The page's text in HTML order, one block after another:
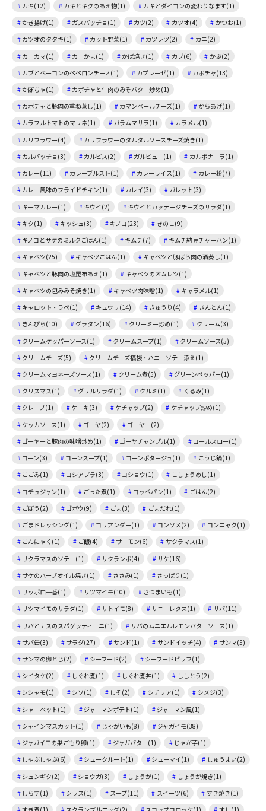
カキ(12)
カキとキクのあえ物(1)
カキとダイコンの変わりなます(1)
かき揚げ(1)
ガスパッチョ(1) カツ(2) カツオ(4)
かつお(1)
カツオのタタキ(1)
カット野菜(1) カツレツ(2)
カニ(2)
カニカマ(1)
カニかま(1) かば焼き(1) カブ(6)
かぶ(2)
カブとベーコンのペペロンチーノ(1)
カプレーゼ(1)
カボチャ(13)
かぼちゃ(1)
カボチャと牛肉のみそバター炒め(1)
カボチャと豚肉の重ね蒸し(1)
カマンベールチーズ(1)
からあげ(1)
カラフルトマトのマリネ(1)
ガラムマサラ(1)
カラメル(1)
カリフラワー(4)
カリフラワーのタルタルソースチーズ焼き(1)
カルパッチョ(3)
カルピス(2) ガルビュー(1)
カルボナーラ(1)
カレー(11)
カレーブルスト(1) カレーライス(1)
カレー粉(7)
カレー風味のフライドチキン(1)
カレイ(3)
ガレット(3)
キーマカレー(1)
キウイ(2)
キウイとカッテージチーズのサラダ(1)
キク(1)
キッシュ(3) キノコ(23)
きのこ(9)
キノコとサケのミルクごはん(1)
キムチ(7)
キムチ納豆チャーハン(1)
キャベツ(25)
キャベツごはん(1)
キャベツと豚ばら肉の酒蒸し(1)
キャベツと豚肉の塩昆布あえ(1)
キャベツのオムレツ(1)
キャベツの包みみそ焼き(1)
キャベツ肉味噌(1)
キャラメル(1)
キャロット・ラペ(1)
キュウリ(14) きゅうり(4)
きんとん(1)
きんぴら(10)
グラタン(16) クリーミー炒め(1)
クリーム(3)
クリームケッパーソース(1)
クリームスープ(1)
クリームソース(5)
クリームチーズ(5)
クリームチーズ福袋・ハニーソテー添え(1)
クリームマヨネーズソース(1)
クリーム煮(5)
グリーンペッパー(1)
クリスマス(1)
グリルサラダ(1) クルミ(1)
くるみ(1)
クレープ(1)
ケーキ(3) ケチャップ(2)
ケチャップ炒め(1)
ケッカソース(1)
ゴーヤ(2)
ゴーヤー(2)
ゴーヤーと豚肉の味噌炒め(1)
ゴーヤチャンプル(1)
コールスロー(1)
コーン(3)
コーンスープ(1) コーンポタージュ(1)
こうじ鍋(1)
こごみ(1)
コシアブラ(3) コショウ(1)
こしょうめし(1)
コチュジャン(1)
ごった煮(1) コッペパン(1)
ごはん(2)
ごぼう(2)
ゴボウ(9) ごま(3)
ごまだれ(1)
ごまドレッシング(1)
コリアンダー(1) コンソメ(2)
コンニャク(1)
こんにゃく(1)
ご飯(4) サーモン(6)
サクラマス(1)
サクラマスのソテー(1)
サクランボ(4)
サケ(16)
サケのハーブオイル焼き(1)
ささみ(1)
さっぱり(1)
サッポロ一番(1)
サツマイモ(10)
さつまいも(1)
サツマイモのサラダ(1)
サトイモ(8) サニーレタス(1)
サバ(11)
サバとナスのスパゲッティーニ(1)
サバのムニエルレモンバターソース(1)
サバ缶(3)
サラダ(27) サンド(1) サンドイッチ(4)
サンマ(5)
サンマの卵とじ(2)
シーフード(2)
シーフードピラフ(1)
シイタケ(2)
しぐれ煮(1) しぐれ煮丼(1)
ししとう(2)
シシャモ(1)
シソ(1) しそ(2) シチリア(1)
シメジ(3)
シャーベット(1)
ジャーマンポテト(1)
ジャーマン風(1)
シャインマスカット(1)
じゃがいも(8)
ジャガイモ(38)
ジャガイモの巣ごもり卵(1)
ジャガバター(1)
じゃが芋(1)
しゃぶしゃぶ(6)
シュークルート(1) シューマイ(1)
しゅうまい(2)
シュンギク(2)
ショウガ(3) しょうが(1)
しょうが焼き(1)
しらす(1)
シラス(1) スープ(11) スイーツ(6)
すき焼き(1)